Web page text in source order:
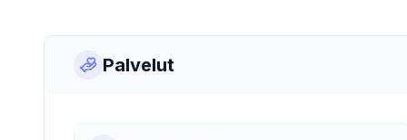
Palvelut